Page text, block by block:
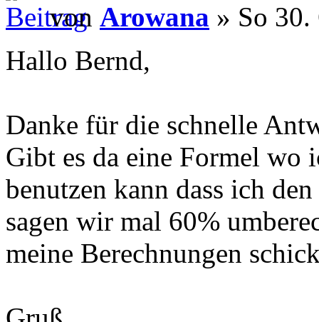
von Arowana » So
Hallo Bernd,
Danke für die schnelle
Gibt es da eine Formel wo
benutzen kann dass ich
sagen wir mal 60%
meine Berechnungen